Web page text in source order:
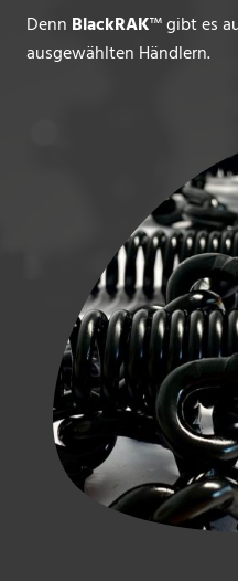
Denn BlackRAK™ gibt es
ausgewählten Händlern.